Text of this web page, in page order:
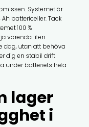
Systemet är
battericeller. Tack
100 %
varenda liten
dag, utan att behöva
dig en stabil drift
under batteriets hela
lager
i